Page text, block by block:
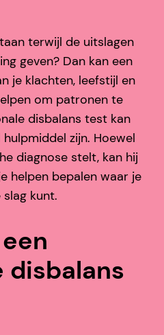
terwijl de uitslagen
geven? Dan kan een
je klachten, leefstijl en
om patronen te
disbalans test kan
zijn. Hoewel
diagnose stelt, kan hij
helpen bepalen waar je
kunt.
disbalans